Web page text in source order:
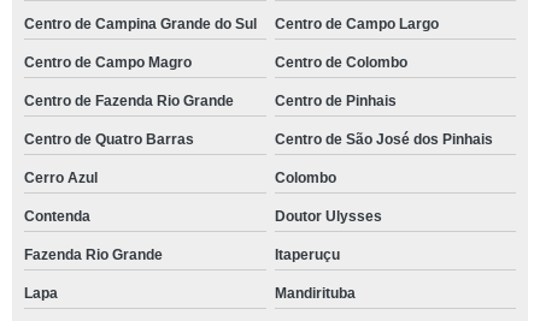
Centro de Campina Grande do Sul Centro de Campo Largo
Centro de Campo Magro Centro de Colombo
Centro de Fazenda Rio Grande Centro de Pinhais
Centro de Quatro Barras Centro de São José dos Pinhais
Cerro Azul Colombo
Contenda Doutor Ulysses
Fazenda Rio Grande Itaperuçu
Lapa Mandirituba